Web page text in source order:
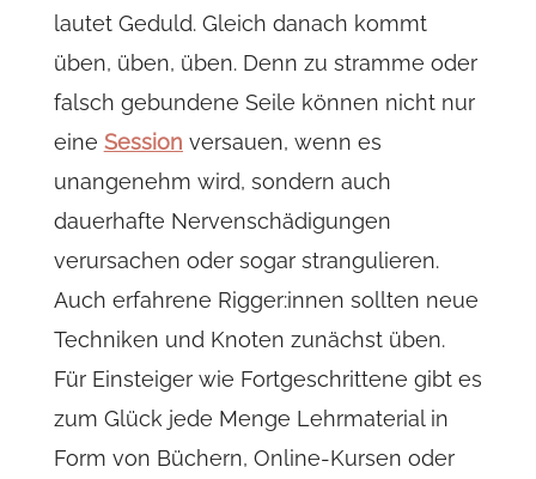
lautet Geduld. Gleich danach kommt
üben, üben, üben. Denn zu stramme oder
falsch gebundene Seile können nicht nur
eine Session versauen, wenn es
unangenehm wird, sondern auch
dauerhafte Nervenschädigungen
verursachen oder sogar strangulieren.
Auch erfahrene Rigger:innen sollten neue
Techniken und Knoten zunächst üben.
Für Einsteiger wie Fortgeschrittene gibt es
zum Glück jede Menge Lehrmaterial in
Form von Büchern, Online-Kursen oder